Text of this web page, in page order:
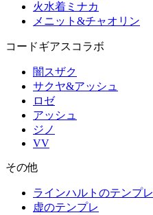
火水着ミナカ
メニット&チャオリン
コードギアスコラボ
闇スザク
サクヤ&アッシュ
ロゼ
アッシュ
ジノ
VV
その他
ラインハルトのテンプレ
虚のテンプレ